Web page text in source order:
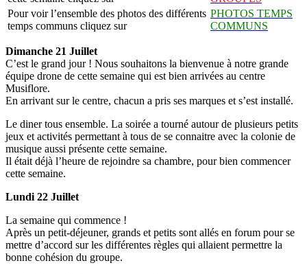
Pour voir l’ensemble des photos des différents
temps communs cliquez sur
PHOTOS TEMPS
COMMUNS
Dimanche 21 Juillet
C’est le grand jour ! Nous souhaitons la bienvenue à notre grande
équipe drone de cette semaine qui est bien arrivées au centre
Musiflore.
En arrivant sur le centre, chacun a pris ses marques et s’est installé.
Le diner tous ensemble. La soirée a tourné autour de plusieurs petits
jeux et activités permettant à tous de se connaitre avec la colonie de
musique aussi présente cette semaine.
Il était déjà l’heure de rejoindre sa chambre, pour bien commencer
cette semaine.
Lundi 22 Juillet
La semaine qui commence !
Après un petit-déjeuner, grands et petits sont allés en forum pour se
mettre d’accord sur les différentes règles qui allaient permettre la
bonne cohésion du groupe.